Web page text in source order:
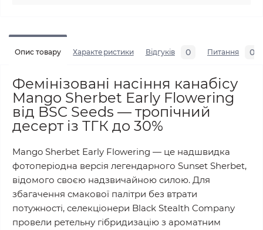
Опис товару Характеристики Відгуків 0 Питання 0
Фемінізовані насіння канабісу
Mango Sherbet Early Flowering
від BSC Seeds — тропічний
десерт із ТГК до 30%
Mango Sherbet Early Flowering — це надшвидка
фотоперіодна версія легендарного Sunset Sherbet,
відомого своєю надзвичайною силою. Для
збагачення смакової палітри без втрати
потужності, селекціонери Black Stealth Company
провели ретельну гібридизацію з ароматним